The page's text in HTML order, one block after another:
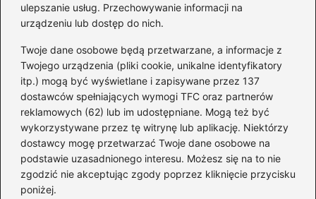
ulepszanie usług. Przechowywanie informacji na
urządzeniu lub dostęp do nich.
Twoje dane osobowe będą przetwarzane, a informacje z
Twojego urządzenia (pliki cookie, unikalne identyfikatory
itp.) mogą być wyświetlane i zapisywane przez 137
dostawców spełniających wymogi TFC oraz partnerów
reklamowych (62) lub im udostępniane. Mogą też być
wykorzystywane przez tę witrynę lub aplikację. Niektórzy
dostawcy mogę przetwarzać Twoje dane osobowe na
podstawie uzasadnionego interesu. Możesz się na to nie
zgodzić nie akceptując zgody poprzez kliknięcie przycisku
poniżej.
Kategorie
Akcesoria(29)
Buty(221)
Dodatki(59)
Dziecko(100)
Kobieta(39)
Moda(109)
Styl(2)